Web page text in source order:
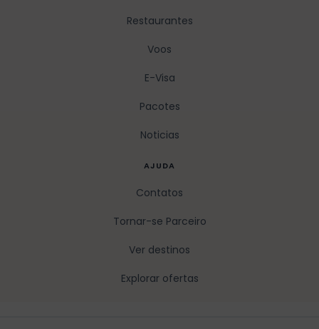
Restaurantes
Voos
E-Visa
Pacotes
Noticias
AJUDA
Contatos
Tornar-se Parceiro
Ver destinos
Explorar ofertas